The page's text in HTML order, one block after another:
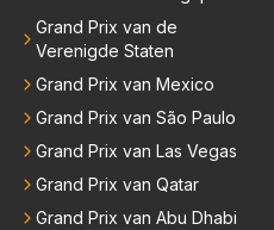
Grand Prix van de
Verenigde Staten
Grand Prix van Mexico
Grand Prix van São Paulo
Grand Prix van Las Vegas
Grand Prix van Qatar
Grand Prix van Abu Dhabi